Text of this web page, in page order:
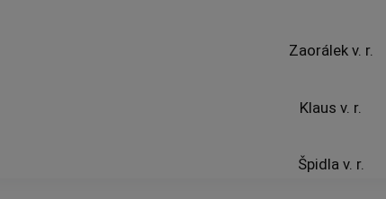
Zaorálek v. r.
Klaus v. r.
Špidla v. r.